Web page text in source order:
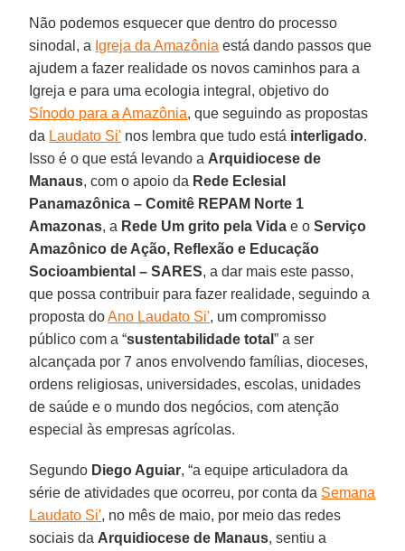
Não podemos esquecer que dentro do processo
sinodal, a Igreja da Amazônia está dando passos que
ajudem a fazer realidade os novos caminhos para a
Igreja e para uma ecologia integral, objetivo do
Sínodo para a Amazônia, que seguindo as propostas
da Laudato Si' nos lembra que tudo está interligado.
Isso é o que está levando a Arquidiocese de
Manaus, com o apoio da Rede Eclesial
Panamazônica – Comitê REPAM Norte 1
Amazonas, a Rede Um grito pela Vida e oServiço
Amazônico de Ação, Reflexão e Educação
Socioambiental – SARES, a dar mais este passo,
que possa contribuir para fazer realidade, seguindo a
proposta doAno Laudato Si', um compromisso
público com a “sustentabilidade total” a ser
alcançada por 7 anos envolvendo famílias, dioceses,
ordens religiosas, universidades, escolas, unidades
de saúde e o mundo dos negócios, com atenção
especial às empresas agrícolas.
Segundo Diego Aguiar, “a equipe articuladora da
série de atividades que ocorreu, por conta da Semana
Laudato Si', no mês de maio, por meio das redes
sociais da Arquidiocese de Manaus, sentiu a